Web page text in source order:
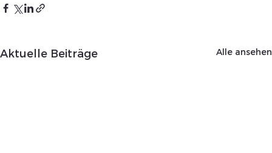
Aktuelle Beiträge Alle ansehen